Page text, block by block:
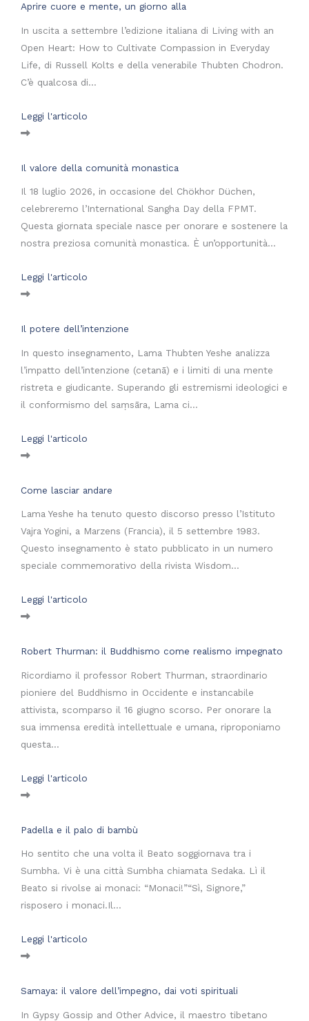
Aprire cuore e mente, un giorno alla
In uscita a settembre l’edizione italiana di Living with an
Open Heart: How to Cultivate Compassion in Everyday
Life, di Russell Kolts e della venerabile Thubten Chodron.
C’è qualcosa di...
Leggi l'articolo
Il valore della comunità monastica
Il 18 luglio 2026, in occasione del Chökhor Düchen,
celebreremo l’International Sangha Day della FPMT.
Questa giornata speciale nasce per onorare e sostenere la
nostra preziosa comunità monastica. È un’opportunità...
Leggi l'articolo
Il potere dell’intenzione
In questo insegnamento, Lama Thubten Yeshe analizza
l’impatto dell’intenzione (cetanā) e i limiti di una mente
ristreta e giudicante. Superando gli estremismi ideologici e
il conformismo del saṃsāra, Lama ci...
Leggi l'articolo
Come lasciar andare
Lama Yeshe ha tenuto questo discorso presso l’Istituto
Vajra Yogini, a Marzens (Francia), il 5 settembre 1983.
Questo insegnamento è stato pubblicato in un numero
speciale commemorativo della rivista Wisdom...
Leggi l'articolo
Robert Thurman: il Buddhismo come realismo impegnato
Ricordiamo il professor Robert Thurman, straordinario
pioniere del Buddhismo in Occidente e instancabile
attivista, scomparso il 16 giugno scorso. Per onorare la
sua immensa eredità intellettuale e umana, riproponiamo
questa...
Leggi l'articolo
Padella e il palo di bambù
Ho sentito che una volta il Beato soggiornava tra i
Sumbha. Vi è una città Sumbha chiamata Sedaka. Lì il
Beato si rivolse ai monaci: “Monaci!”“Sì, Signore,”
risposero i monaci.Il...
Leggi l'articolo
Samaya: il valore dell’impegno, dai voti spirituali
In Gypsy Gossip and Other Advice, il maestro tibetano